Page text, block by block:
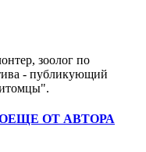
зоолог по
- публикующий
ЕЩЕ ОТ АВТОРА